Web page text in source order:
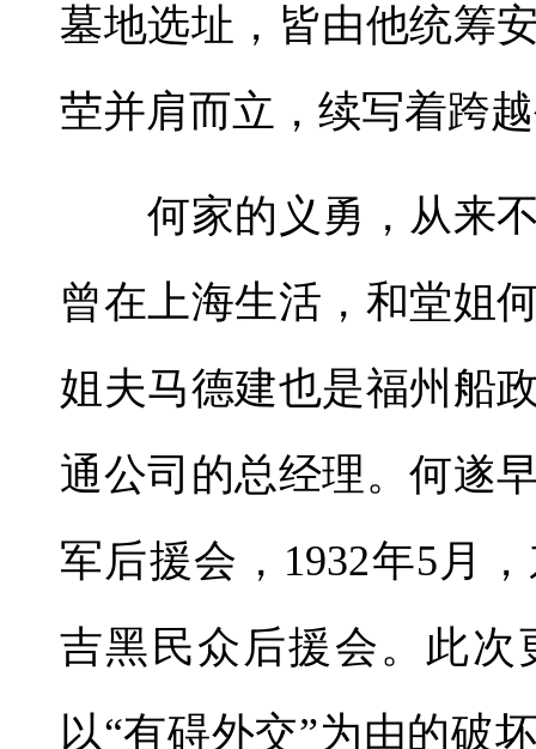
墓地选址，皆由他统筹
茔并肩而立，续写着跨
何家的义勇，从来不
曾在上海生活，和堂姐
姐夫马德建也是福州船
通公司的总经理。何遂
军后援会，1932年5月
吉黑民众后援会。此
以“有碍外交”为由的破